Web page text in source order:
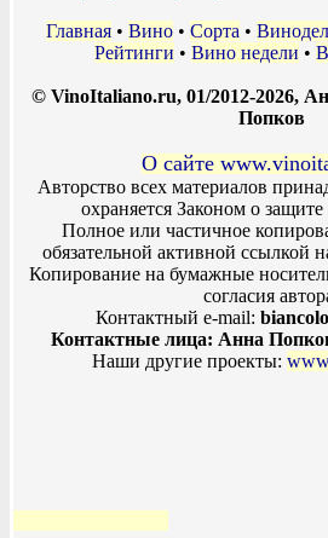
Главная • Вино • Сорта •
Рейтинги • Вино недели •
© VinoItaliano.ru, 01/2012-2026,
Попков
О сайте
Авторство всех материалов
охраняется Законом о
Полное или частичное
обязательной активной ссылкой
Копирование на бумажные
согласия
Контактный e-mail:
Контактные лица: Анна
Наши другие проекты: